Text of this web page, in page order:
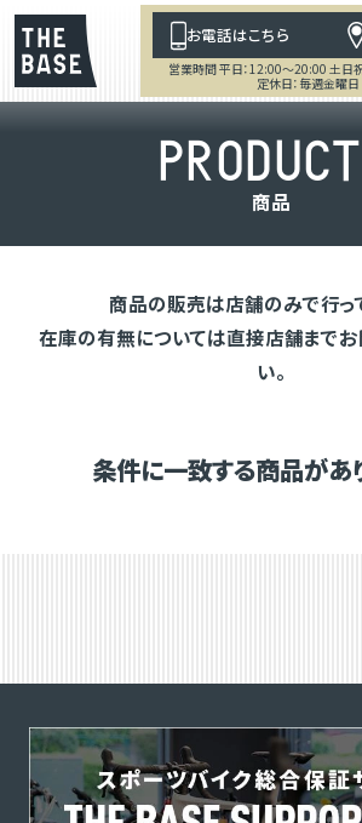
お電話はこちら
営業時間 平日：12:00～20:00 土日
定休日：毎週金曜日
PRODUCT
商品
商品の販売は店舗のみで行っ
在庫の有無については直接店舗までお
い。
条件に一致する商品があ